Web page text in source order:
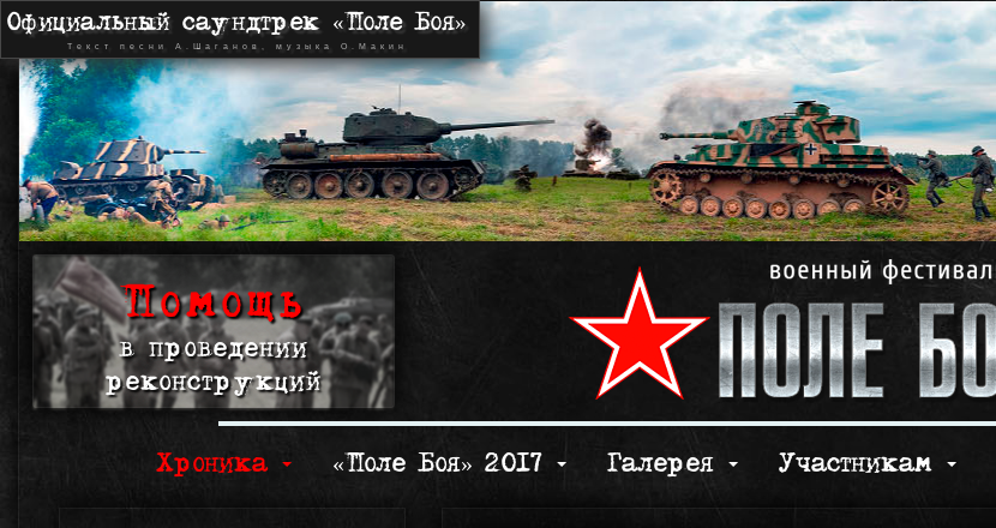
Официальный саундтрек «Поле Боя»
Текст песни А.Шаганов, музыка О.Макин
Помощь
в проведении
реконструкций
Хроника «Поле Боя» 2017 Галерея Участникам